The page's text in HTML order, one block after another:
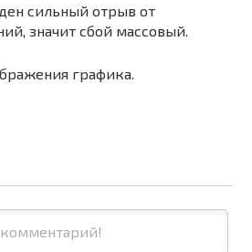
сильный отрыв от
значит сбой массовый.
графика.